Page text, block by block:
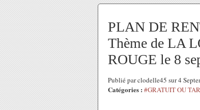
PLAN DE
Thème de LA
ROUGE le 8
Publié par clodelle45 sur 4
Catégories : #GRATUIT OU